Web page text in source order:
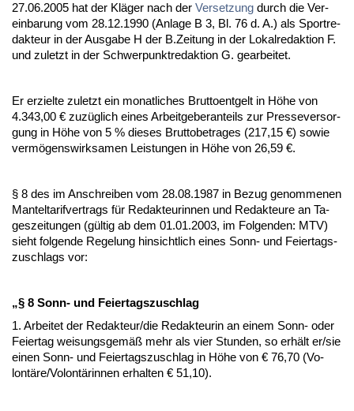
27.06.2005 hat der Kläger nach der Ver­set­zung durch die Ver­
ein­ba­rung vom 28.12.1990 (An­la­ge B 3, Bl. 76 d. A.) als Sport­re­
dak­teur in der Aus­ga­be H der B.Zei­tung in der Lo­kal­re­dak­ti­on F.
und zu­letzt in der Schwer­punkt­re­dak­ti­on G. ge­ar­bei­tet.
Er er­ziel­te zu­letzt ein mo­nat­li­ches Brut­to­ent­gelt in Höhe von
4.343,00 € zuzüglich ei­nes Ar­beit­ge­ber­an­teils zur Pres­se­ver­sor­
gung in Höhe von 5 % die­ses Brut­to­be­tra­ges (217,15 €) so­wie
vermögens­wirk­sa­men Leis­tun­gen in Höhe von 26,59 €.
§ 8 des im An­schrei­ben vom 28.08.1987 in Be­zug ge­nom­me­nen
Man­tel­ta­rif­ver­trags für Re­dak­teu­rin­nen und Re­dak­teu­re an Ta­
ges­zei­tun­gen (gültig ab dem 01.01.2003, im Fol­gen­den: MTV)
sieht fol­gen­de Re­ge­lung hin­sicht­lich ei­nes Sonn- und Fei­er­tags­
zu­schlags vor:
„§ 8 Sonn- und Fei­er­tags­zu­schlag
1. Ar­bei­tet der Re­dak­teur/die Re­dak­teu­rin an ei­nem Sonn- oder
Fei­er­tag wei­sungs­gemäß mehr als vier St­un­den, so erhält er/sie
ei­nen Sonn- und Fei­er­tags­zu­schlag in Höhe von € 76,70 (Vo­
lontäre/Vo­lontärin­nen er­hal­ten € 51,10).